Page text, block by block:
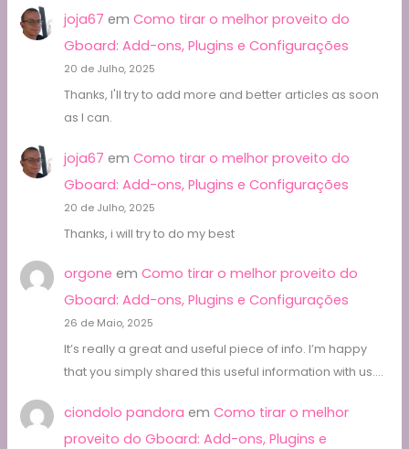
joja67 em Como tirar o melhor proveito do
Gboard: Add-ons, Plugins e Configurações
20 de Julho, 2025
Thanks, I'll try to add more and better articles as soon
as I can.
joja67 em Como tirar o melhor proveito do
Gboard: Add-ons, Plugins e Configurações
20 de Julho, 2025
Thanks, i will try to do my best
orgone em Como tirar o melhor proveito do
Gboard: Add-ons, Plugins e Configurações
26 de Maio, 2025
It’s really a great and useful piece of info. I’m happy
that you simply shared this useful information with us.…
ciondolo pandora em Como tirar o melhor
proveito do Gboard: Add-ons, Plugins e